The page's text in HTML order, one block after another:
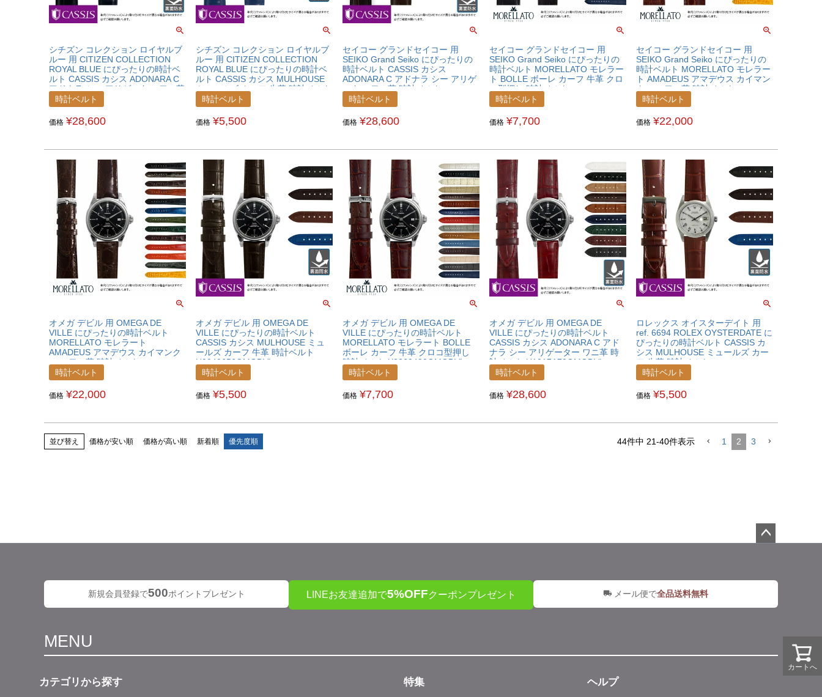
シチズン コレクション ロイヤルブ
ルー 用 CITIZEN COLLECTION
ROYAL BLUE にぴったりの時計ベ
ルト CASSIS カシス ADONARA C
アドナラ シー アリゲーター ワニ革
時計ベルト U1017A70CITCRB
時計ベルト
価格 ¥28,600
シチズン コレクション ロイヤルブ
ルー 用 CITIZEN COLLECTION
ROYAL BLUE にぴったりの時計ベ
ルト CASSIS カシス MULHOUSE
ミュールズ カーフ 牛革 時計ベルト
U0040656CITCRB
時計ベルト
価格 ¥5,500
セイコー グランドセイコー 用
SEIKO Grand Seiko にぴったりの
時計ベルト CASSIS カシス
ADONARA C アドナラ シー アリゲ
ーター ワニ革 時計ベルト
U1017A70SEKGRD
時計ベルト
価格 ¥28,600
セイコー グランドセイコー 用
SEIKO Grand Seiko にぴったりの
時計ベルト MORELLATO モレラー
ト BOLLE ボーレ カーフ 牛革 クロ
コ型押し 時計ベルト
X2269480SEKGRD
時計ベルト
価格 ¥7,700
セイコー グランドセイコー 用
SEIKO Grand Seiko にぴったりの
時計ベルト MORELLATO モレラー
ト AMADEUS アマデウス カイマン
クロコ ワニ革 時計ベルト
U0518052SEKGRD
時計ベルト
価格 ¥22,000
オメガ デビル 用 OMEGA DE
VILLE にぴったりの時計ベルト
MORELLATO モレラート
AMADEUS アマデウス カイマンク
ロコ ワニ革 時計ベルト
U0518052OMGDVL
時計ベルト
価格 ¥22,000
オメガ デビル 用 OMEGA DE
VILLE にぴったりの時計ベルト
CASSIS カシス MULHOUSE ミュ
ールズ カーフ 牛革 時計ベルト
U0040656OMGDVL
時計ベルト
価格 ¥5,500
オメガ デビル 用 OMEGA DE
VILLE にぴったりの時計ベルト
MORELLATO モレラート BOLLE
ボーレ カーフ 牛革 クロコ型押し
時計ベルト X2269480OMGDVL
時計ベルト
価格 ¥7,700
オメガ デビル 用 OMEGA DE
VILLE にぴったりの時計ベルト
CASSIS カシス ADONARA C アド
ナラ シー アリゲーター ワニ革 時
計ベルト U1017A70OMGDVL
時計ベルト
価格 ¥28,600
ロレックス オイスターデイト 用
ref. 6694 ROLEX OYSTERDATE に
ぴったりの時計ベルト CASSIS カ
シス MULHOUSE ミュールズ カー
フ 牛革 時計ベルト
U0040656RLXOYD
時計ベルト
価格 ¥5,500
並び替え 価格が安い順 価格が高い順 新着順 優先度順 44件中 21-40件表示 1 2 3
カートへ
新規会員登録で500ポイントプレゼント LINEお友達追加で5%OFFクーポンプレゼント メール便で全品送料無料
MENU
カテゴリから探す 特集 ヘルプ